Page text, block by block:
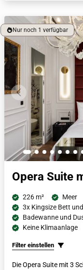
Neben der
ihrem begehbaren
und der freistehenden
pittoresken Fenster
Bademäntel, beheizte
Kaffeemaschine lassen
Stil schwelgen.
Nur noch 1 verfügbar
Opera Suite
226 m² Meer
3x Kingsize Bett
Badewanne und
Keine Klimaanlage
Filter einstellen
Die Opera Suite mit 3